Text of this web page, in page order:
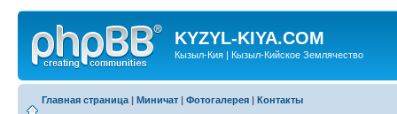
KYZYL-KIYA.COM
Кызыл-Кия | Кызыл-Кийское Землячество
Главная страница | Миничат | Фотогалерея | Контакты